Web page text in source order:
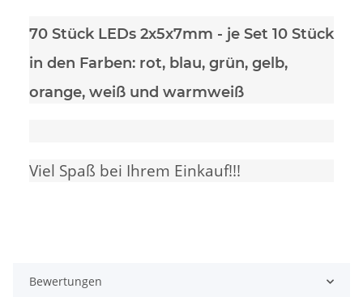
70 Stück LEDs 2x5x7mm - je Set 10 Stück
in den Farben: rot, blau, grün, gelb,
orange, weiß und warmweiß
Viel Spaß bei Ihrem Einkauf!!!
Bewertungen